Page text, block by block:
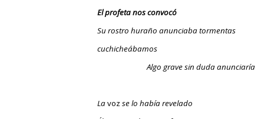
El profeta nos convocó
Su rostro huraño anunciaba tormentas
cuchicheábamos
Algo grave sin duda anunciaría
Lavoz se lo había revelado